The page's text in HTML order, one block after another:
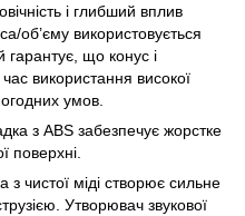
і глибший вплив
об’єму використовується
гарантує, що конус і
використання високої
умов.
з ABS забезпечує жорстке
поверхні.
з чистої міді створює сильне
Утворювач звукової